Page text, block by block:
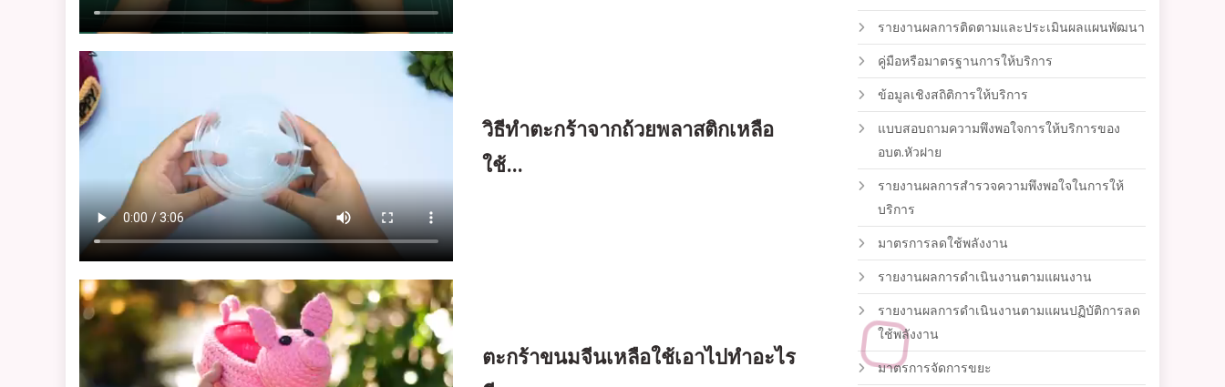
วิธีทำตะกร้าจากถ้วยพลาสติกเหลือ
ใช้…
ตะกร้าขนมจีนเหลือใช้เอาไปทำอะไร
รายงานผลการติดตามและประเมินผลแผนพัฒนา
คู่มือหรือมาตรฐานการให้บริการ
ข้อมูลเชิงสถิติการให้บริการ
แบบสอบถามความพึงพอใจการให้บริการของ
อบต.หัวฝาย
รายงานผลการสำรวจความพึงพอใจในการให้
บริการ
มาตรการลดใช้พลังงาน
รายงานผลการดำเนินงานตามแผนงาน
รายงานผลการดำเนินงานตามแผนปฏิบัติการลด
ใช้พลังงาน
มาตรการจัดการขยะ